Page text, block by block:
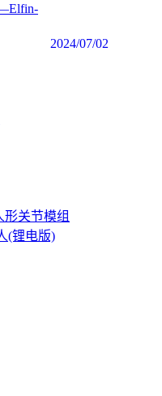
2024/07/02
形关节模组
(锂电版)